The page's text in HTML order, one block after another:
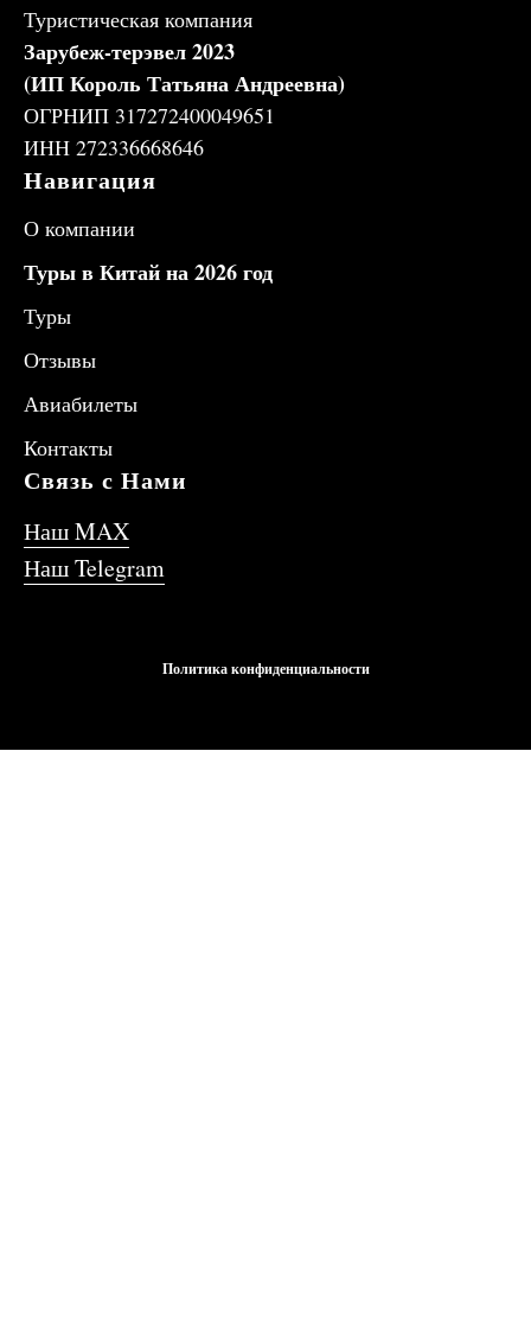
Туристическая компания
Зарубеж-терэвел 2023
(ИП Король Татьяна Андреевна)
ОГРНИП 317272400049651
ИНН 272336668646
Навигация
О компании
Туры в Китай на 2026 год
Туры
Отзывы
Авиабилеты
Контакты
Связь с Нами
Наш MAX
Наш Telegram
Политика конфиденциальности